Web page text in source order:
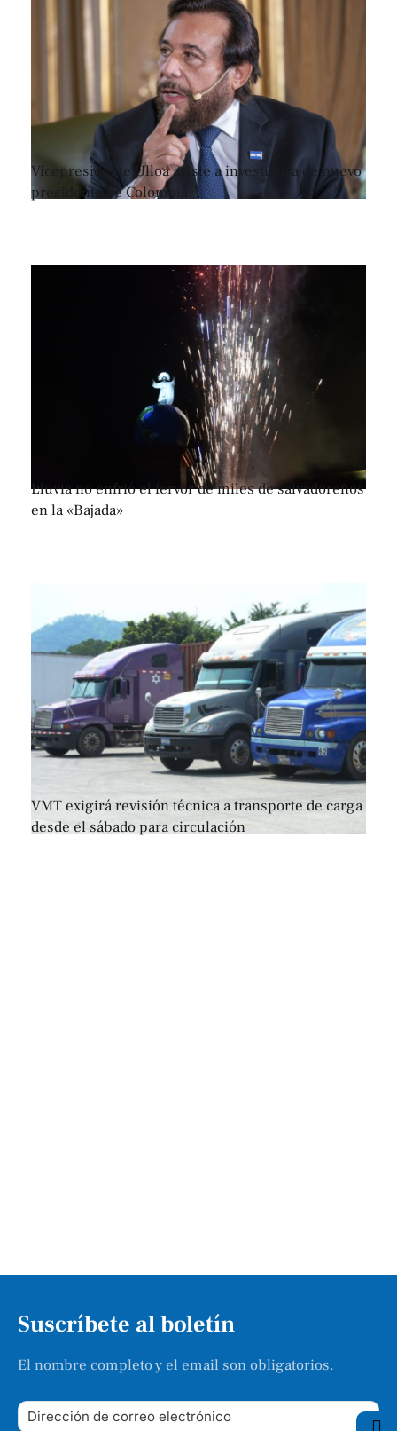
Vicepresidente Ulloa asiste a investidura de nuevo
presidente de Colombia
Lluvia no enfrió el fervor de miles de salvadoreños
en la «Bajada»
VMT exigirá revisión técnica a transporte de carga
desde el sábado para circulación
Suscríbete al boletín
El nombre completo y el email son obligatorios.